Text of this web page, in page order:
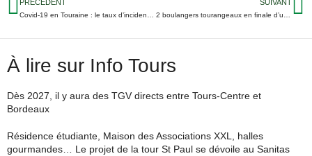
PRÉCÉDENT SUIVANT
À lire sur Info Tours
Dès 2027, il y aura des TGV directs entre Tours-Centre et
Bordeaux
Résidence étudiante, Maison des Associations XXL, halles
gourmandes… Le projet de la tour St Paul se dévoile au Sanitas